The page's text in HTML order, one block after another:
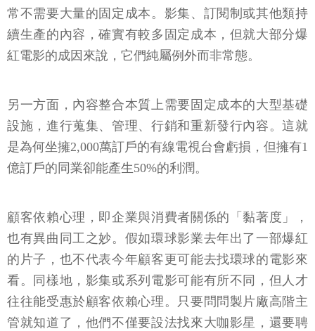
常不需要大量的固定成本。影集、訂閱制或其他類持
續生產的內容，確實有較多固定成本，但就大部分爆
紅電影的成因來說，它們純屬例外而非常態。
另一方面，內容整合本質上需要固定成本的大型基礎
設施，進行蒐集、管理、行銷和重新發行內容。這就
是為何坐擁2,000萬訂戶的有線電視台會虧損，但擁有1
億訂戶的同業卻能產生50%的利潤。
顧客依賴心理，即企業與消費者關係的「黏著度」，
也有異曲同工之妙。假如環球影業去年出了一部爆紅
的片子，也不代表今年顧客更可能去找環球的電影來
看。同樣地，影集或系列電影可能有所不同，但人才
往往能受惠於顧客依賴心理。只要問問製片廠高階主
管就知道了，他們不僅要設法找來大咖影星，還要聘